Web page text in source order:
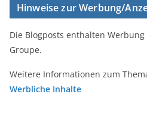
Hinweise zur Werbung/
Die Blogposts enthalten
Groupe.
Weitere Informationen zum
Werbliche Inhalte